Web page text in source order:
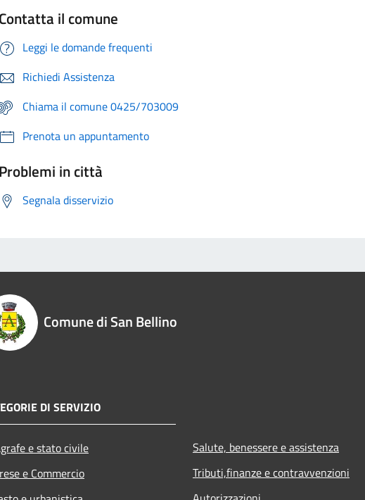
Contatta il comune
Leggi le domande frequenti
Richiedi Assistenza
Chiama il comune 0425/703009
Prenota un appuntamento
Problemi in città
Segnala disservizio
Comune di San Bellino
DI SERVIZIO
e stato civile
e Commercio
Salute, benessere e assistenza
Tributi,finanze e contravvenzioni